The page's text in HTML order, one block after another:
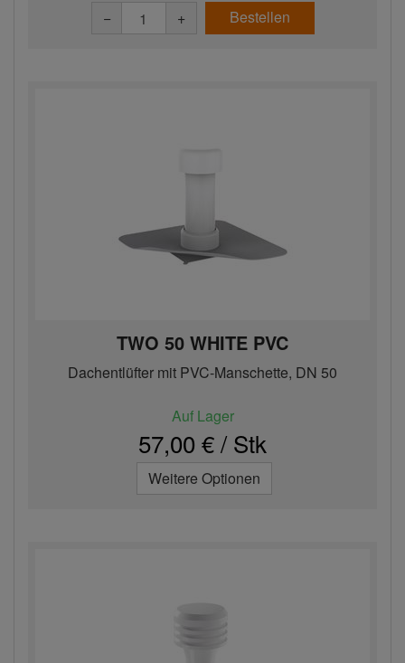
− + Bestellen
TWO 50 WHITE PVC
Dachentlüfter mit PVC-Manschette, DN 50
Auf Lager
57,00 € / Stk
Weitere Optionen